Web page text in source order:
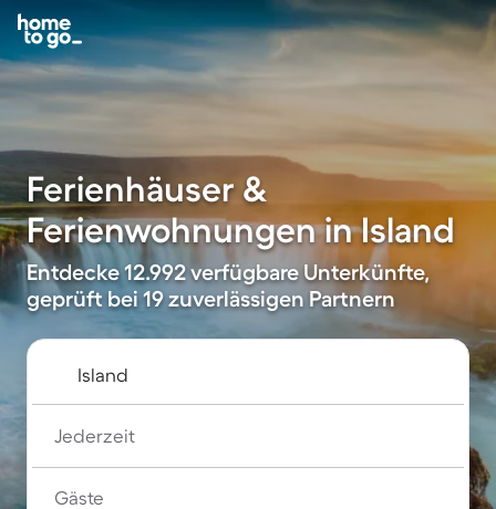
Ferienhäuser &
Ferienwohnungen in Island
Entdecke 12.992 verfügbare Unterkünfte,
geprüft bei 19 zuverlässigen Partnern
Jederzeit
Gäste